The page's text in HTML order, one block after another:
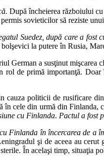
După încheierea războiului
sovieticilor să reziste
Suedez, după care a fost
la putere în Rusia,
German a susţinut
rol de primă importanţă.
cauza politicii de rusificare
cele din urmă din
cu Finlanda. Pactul a fost
Finlanda în încercarea de a
şi de aceea au
În acelaşi timp, situaţia